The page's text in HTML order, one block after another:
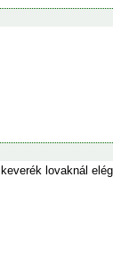
lovaknál